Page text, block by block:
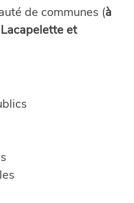
de communes (à
et